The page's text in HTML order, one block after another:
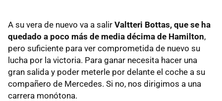
A su vera de nuevo va a salir Valtteri Bottas, que se ha
quedado a poco más de media décima de Hamilton,
pero suficiente para ver comprometida de nuevo su
lucha por la victoria. Para ganar necesita hacer una
gran salida y poder meterle por delante el coche a su
compañero de Mercedes. Si no, nos dirigimos a una
carrera monótona.